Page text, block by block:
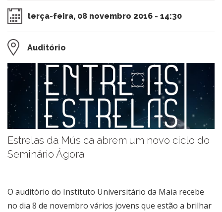
terça-feira, 08 novembro 2016 - 14:30
Auditório
Estrelas da Música abrem um novo ciclo do
Seminário Ágora
O auditório do Instituto Universitário da Maia recebe
no dia 8 de novembro vários jovens que estão a brilhar